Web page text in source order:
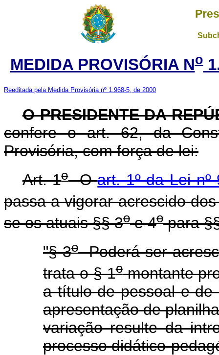
MEDIDA PROVISÓRIA No
Reeditada pela Medida Provisória nº 1.968-5, de 2000
O PRESIDENTE DA
confere o art. 62, da
Provisória, com força de lei:
Art. 1oOart. 1º da Lei
passa a vigorar acrescido
se os atuais §§ 3oe 4opara
"§ 3oPoderá ser
trata o § 1omontante
a título de pessoal e de
apresentação de
variação resulte da
processo didático-